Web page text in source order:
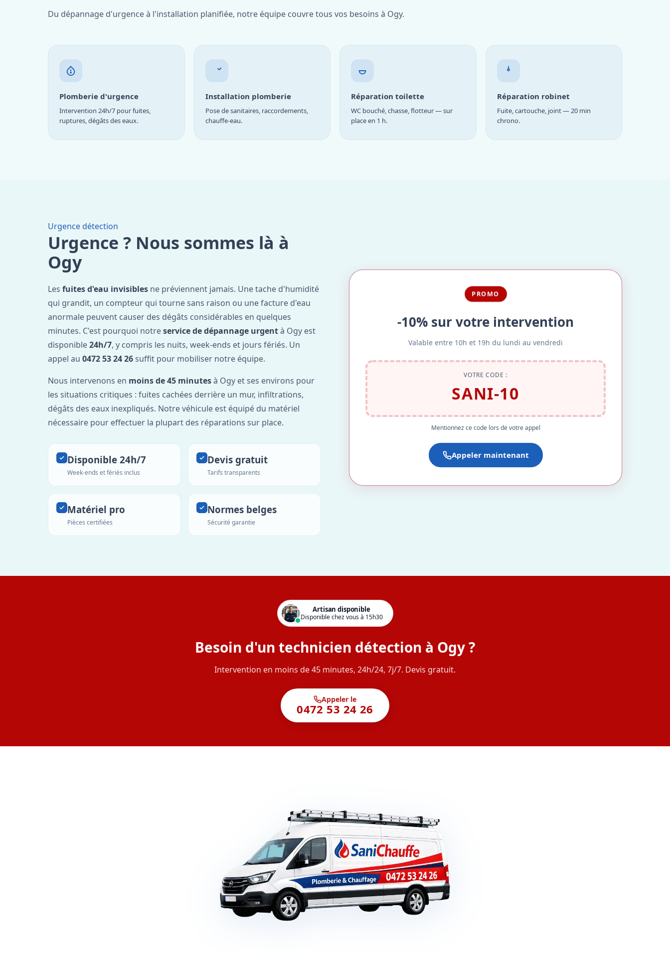
Du dépannage d'urgence à l'installation planifiée, notre équipe couvre tous vos besoins à Ogy.
Plomberie d'urgence
Intervention 24h/7 pour fuites,
ruptures, dégâts des eaux.
Installation plomberie
Pose de sanitaires, raccordements,
chauffe-eau.
Réparation toilette
WC bouché, chasse, flotteur — sur
place en 1 h.
Réparation robinet
Fuite, cartouche, joint — 20 min
chrono.
Urgence détection
Urgence ? Nous sommes là à
Ogy
Les fuites d'eau invisibles ne préviennent jamais. Une tache d'humidité
qui grandit, un compteur qui tourne sans raison ou une facture d'eau
anormale peuvent causer des dégâts considérables en quelques
minutes. C'est pourquoi notreservice de dépannage urgentà Ogy est
disponible24h/7, y compris les nuits, week-ends et jours fériés. Un
appel au 0472 53 24 26suffit pour mobiliser notre équipe.
Nous intervenons en moins de 45 minutesà Ogy et ses environs pour
les situations critiques : fuites cachées derrière un mur, infiltrations,
dégâts des eaux inexpliqués. Notre véhicule est équipé du matériel
nécessaire pour effectuer la plupart des réparations sur place.
Disponible 24h/7
Week-ends et fériés inclus
Devis gratuit
Tarifs transparents
Matériel pro
Pièces certifiées
Normes belges
Sécurité garantie
PROMO
-10% sur votre intervention
Valable entre 10h et 19h du lundi au vendredi
VOTRE CODE :
SANI-10
Mentionnez ce code lors de votre appel
Appeler maintenant
Artisan disponible
Disponible chez vous à 15h30
Besoin d'un technicien détection à Ogy ?
Intervention en moins de 45 minutes, 24h/24, 7j/7. Devis gratuit.
Appeler le
0472 53 24 26